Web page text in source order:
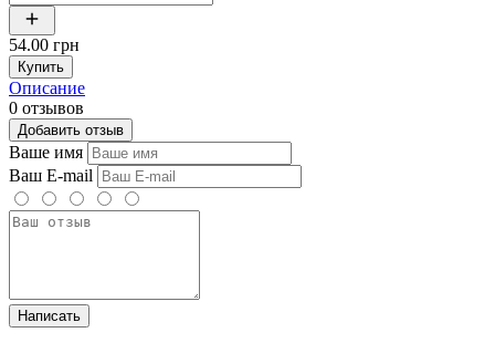
54.00 грн
Купить
Описание
0 отзывов
Добавить отзыв
Ваше имя
Ваш E-mail
Написать